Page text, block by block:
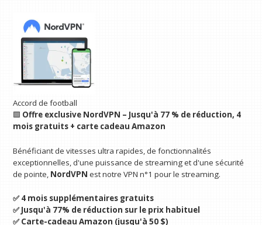
Accord de football
🟩 Offre exclusive NordVPN – Jusqu'à 77 % de réduction, 4
mois gratuits + carte cadeau Amazon
Bénéficiant de vitesses ultra rapides, de fonctionnalités
exceptionnelles, d'une puissance de streaming et d'une sécurité
de pointe, NordVPN est notre VPN n°1 pour le streaming.
✅ 4 mois supplémentaires gratuits
✅ Jusqu'à 77% de réduction sur le prix habituel
✅ Carte-cadeau Amazon (jusqu'à 50 $)